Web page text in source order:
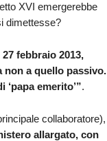
XVI emergerebbe
dimettesse?
febbraio 2013,
non a quello passivo.
emerito’”.
collaboratore),
allargato, con